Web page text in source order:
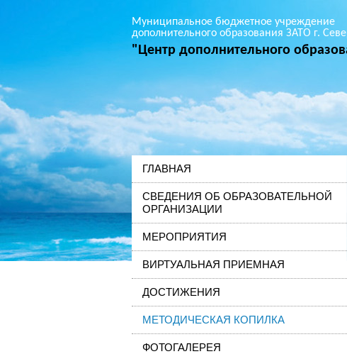
Муниципальное бюджетное учреждение
дополнительного образования ЗАТО г.
"Центр дополнительного
ГЛАВНАЯ
СВЕДЕНИЯ ОБ ОБРАЗОВАТЕЛЬНОЙ
ОРГАНИЗАЦИИ
МЕРОПРИЯТИЯ
ВИРТУАЛЬНАЯ ПРИЕМНАЯ
ДОСТИЖЕНИЯ
МЕТОДИЧЕСКАЯ КОПИЛКА
ФОТОГАЛЕРЕЯ